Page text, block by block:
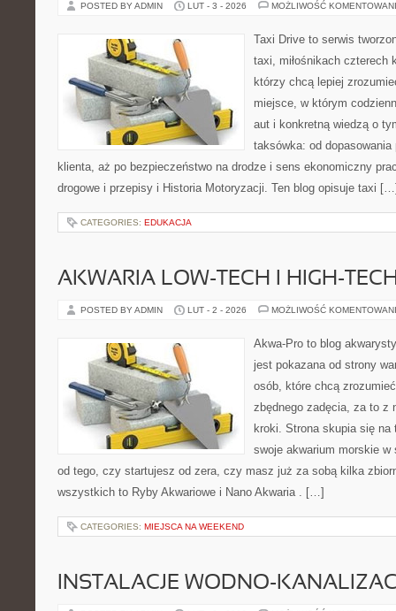
POSTED BY ADMIN LUT - 3 - 2026 MOŻLIWOŚĆ
Taxi Drive to serwis
taxi, miłośnikach czterech
którzy chcą lepiej
miejsce, w którym
aut i konkretną wiedzą o
taksówka: od dopasowania
klienta, aż po bezpieczeństwo na drodze i sens ekonomiczny
drogowe i przepisy i Historia Motoryzacji. Ten blog opisuje taxi
CATEGORIES: EDUKACJA
AKWARIA LOW-TECH I HIGH-
POSTED BY ADMIN LUT - 2 - 2026 MOŻLIWOŚĆ
Akwa-Pro to blog
jest pokazana od strony
osób, które chcą
zbędnego zadęcia, za to z
kroki. Strona skupia się na
swoje akwarium morskie
od tego, czy startujesz od zera, czy masz już za sobą kilka
wszystkich to Ryby Akwariowe i Nano Akwaria . […]
CATEGORIES: MIEJSCA NA WEEKEND
INSTALACJE WODNO-